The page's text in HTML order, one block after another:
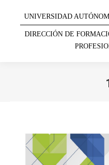
UNIVERSIDAD
DIRECCIÓN DE